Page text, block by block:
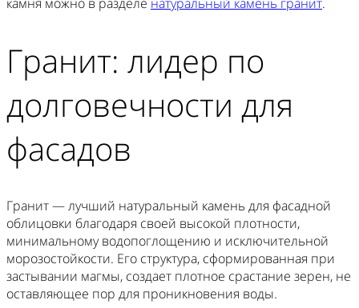
Гранит: лидер по
долговечности для
фасадов
Гранит — лучший натуральный камень для фасадной
облицовки благодаря своей высокой плотности,
минимальному водопоглощению и исключительной
морозостойкости. Его структура, сформированная при
застывании магмы, создает плотное срастание зерен, не
оставляющее пор для проникновения воды.